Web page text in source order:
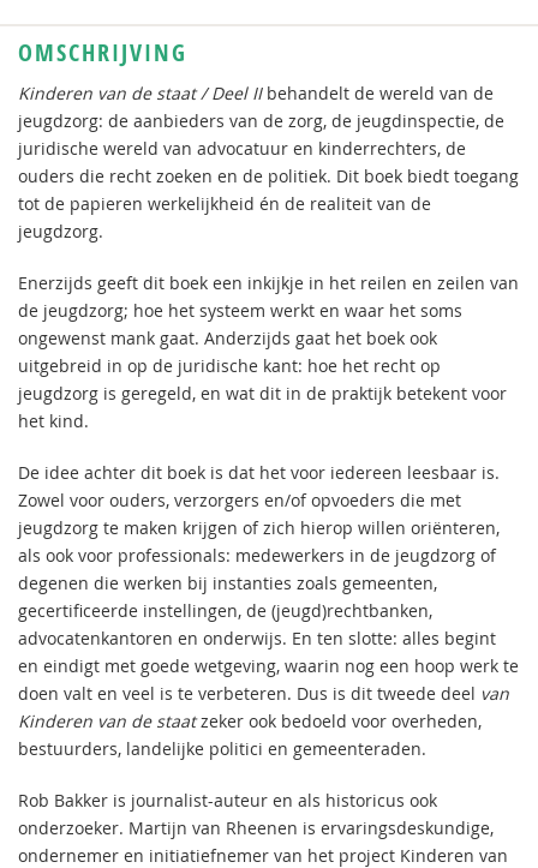
OMSCHRIJVING
Kinderen van de staat / Deel IIbehandelt de wereld van de
jeugdzorg: de aanbieders van de zorg, de jeugdinspectie, de
juridische wereld van advocatuur en kinderrechters, de
ouders die recht zoeken en de politiek. Dit boek biedt toegang
tot de papieren werkelijkheid én de realiteit van de
jeugdzorg.
Enerzijds geeft dit boek een inkijkje in het reilen en zeilen van
de jeugdzorg; hoe het systeem werkt en waar het soms
ongewenst mank gaat. Anderzijds gaat het boek ook
uitgebreid in op de juridische kant: hoe het recht op
jeugdzorg is geregeld, en wat dit in de praktijk betekent voor
het kind.
De idee achter dit boek is dat het voor iedereen leesbaar is.
Zowel voor ouders, verzorgers en/of opvoeders die met
jeugdzorg te maken krijgen of zich hierop willen oriënteren,
als ook voor professionals: medewerkers in de jeugdzorg of
degenen die werken bij instanties zoals gemeenten,
gecertificeerde instellingen, de (jeugd)rechtbanken,
advocatenkantoren en onderwijs. En ten slotte: alles begint
en eindigt met goede wetgeving, waarin nog een hoop werk te
doen valt en veel is te verbeteren. Dus is dit tweede deel van
Kinderen van de staatzeker ook bedoeld voor overheden,
bestuurders, landelijke politici en gemeenteraden.
Rob Bakker is journalist-auteur en als historicus ook
onderzoeker. Martijn van Rheenen is ervaringsdeskundige,
ondernemer en initiatiefnemer van het project Kinderen van